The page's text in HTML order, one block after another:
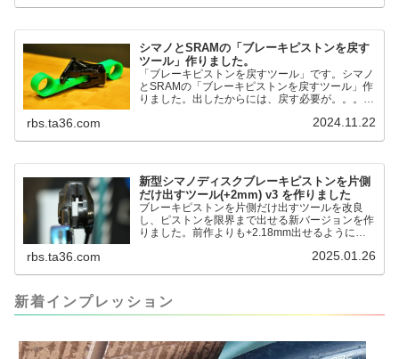
Sokutei)￥1,375Amazon.c...
シマノとSRAMの「ブレーキピストンを戻す
ツール」作りました。
「ブレーキピストンを戻すツール」です。シマノ
とSRAMの「ブレーキピストンを戻すツール」作
りました。出したからには、戻す必要が。。。で
だと。。。▶「ブレーキピストンを戻すツール」
るのかというと、出ているピス...
rbs.ta36.com 2024.11.22
新型シマノディスクブレーキピストンを片側
だけ出すツール(+2mm) v3 を作りました
ブレーキピストンを片側だけ出すツールを改良
し、ピストンを限界まで出せる新バージョンを作
りました。前作よりも+2.18mm出せるようにな
って、オイル漏れするまで試しました。最も安全
ましたが、ギリギリまで攻めてますのでピストン
内部の汚れをさらに掃除できると思います。前作
rbs.ta36.com 2025.01.26
新着インプレッション